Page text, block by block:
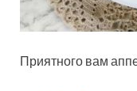
Приятного вам